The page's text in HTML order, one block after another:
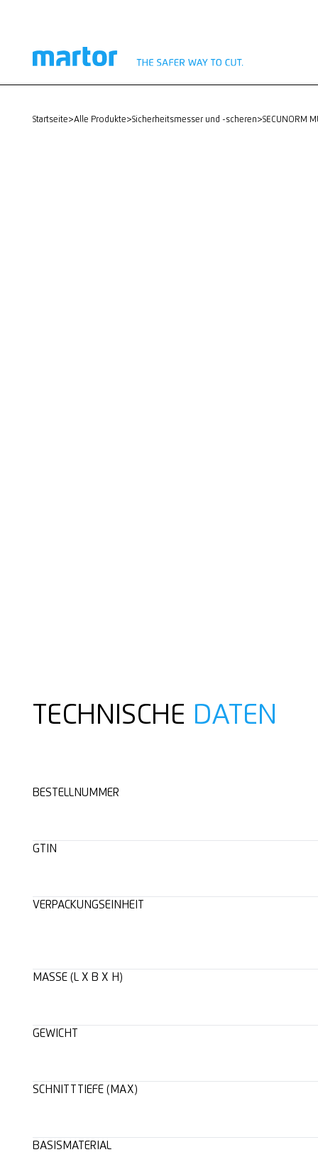
startseite> Alle Produkte> Sicherheitsmesser und -scheren> SECUNORM
TECHNISCHE DATEN
BESTELLNUMMER
GTIN
VERPACKUNGSEINHEIT
MASSE (L X B X H)
GEWICHT
SCHNITTTIEFE (MAX)
BASISMATERIAL